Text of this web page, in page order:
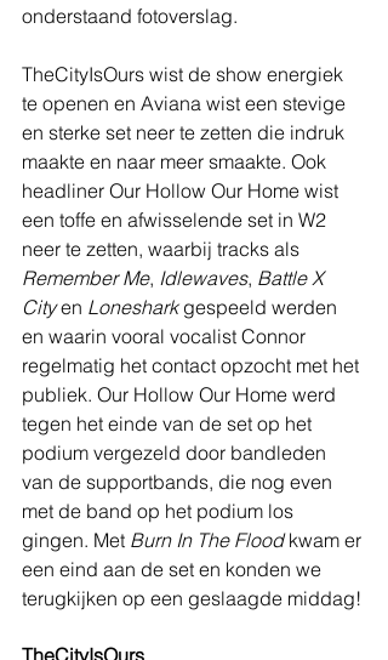
onderstaand fotoverslag.
TheCityIsOurs wist de show energiek
te openen en Aviana wist een stevige
en sterke set neer te zetten die indruk
maakte en naar meer smaakte. Ook
headliner Our Hollow Our Home wist
een toffe en afwisselende set in W2
neer te zetten, waarbij tracks als
Remember Me, Idlewaves, Battle X
City en Loneshark gespeeld werden
en waarin vooral vocalist Connor
regelmatig het contact opzocht met het
publiek. Our Hollow Our Home werd
tegen het einde van de set op het
podium vergezeld door bandleden
van de supportbands, die nog even
met de band op het podium los
gingen. Met Burn In The Flood kwam er
een eind aan de set en konden we
terugkijken op een geslaagde middag!
TheCityIsOurs